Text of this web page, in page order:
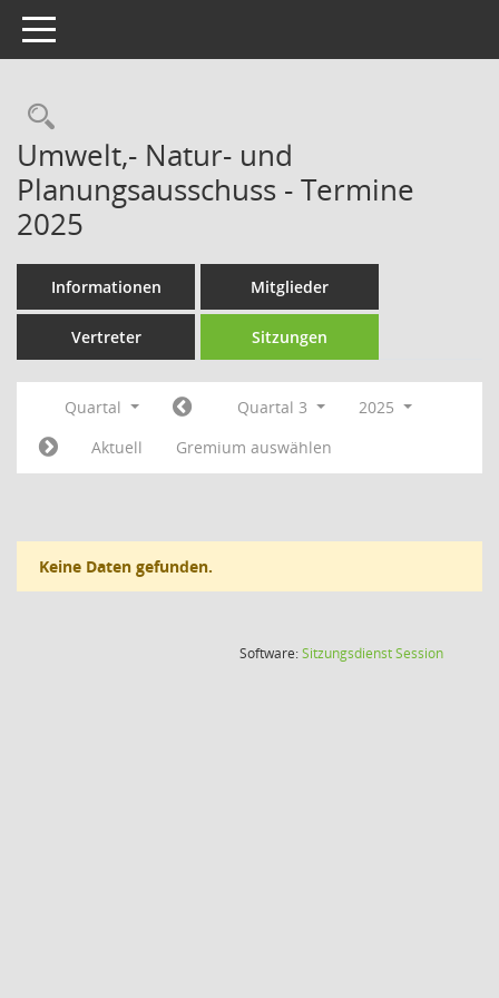
Toggle navigation
Rechercheauswahl
Umwelt,- Natur- und
Planungsausschuss - Termine
2025
Informationen Mitglieder
Vertreter Sitzungen
Quartal Quartal 3
2025
Aktuell
Gremium auswählen
Keine Daten gefunden.
Software:SitzungsdienstSession(Wird in